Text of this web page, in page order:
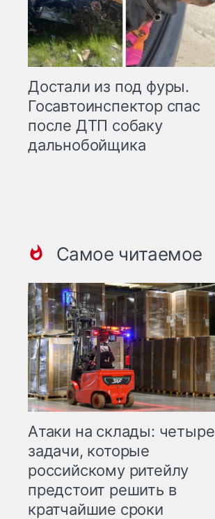
Достали из под фуры.
Госавтоинспектор спас
после ДТП собаку
дальнобойщика
Самое читаемое
Атаки на склады: четыре
задачи, которые
российскому ритейлу
предстоит решить в
кратчайшие сроки